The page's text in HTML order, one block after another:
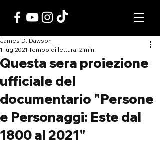
Questa sera proiezione
ufficiale del
documentario "Persone
e Personaggi: Este dal
1800 al 2021"
James D. Dawson
1 lug 2021 Tempo di lettura: 2 min